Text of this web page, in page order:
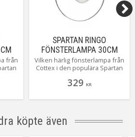
från
till
i
SPARTAN RINGO
FÖNSTERLAMPA 30CM
KROM
Vilken härlig fönsterlampa från
Cottex i den populära Spartan
i krom varmt välkommen till
egen prägel på din bordlampa i
329 KR
köpte även